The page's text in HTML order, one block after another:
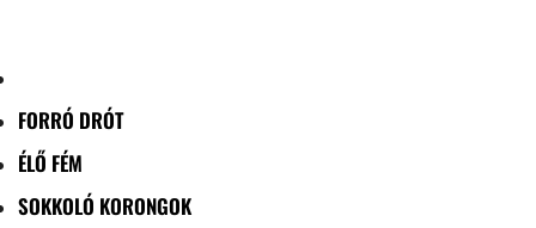
FORRÓ DRÓT
ÉLŐ FÉM
SOKKOLÓ KORONGOK